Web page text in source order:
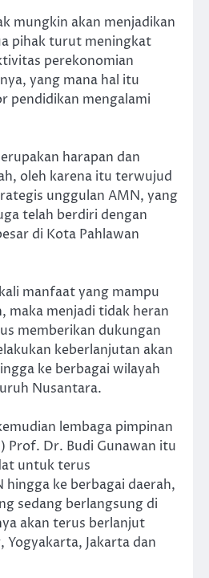
mungkin akan menjadikan
pihak turut meningkat
perekonomian
yang mana hal itu
pendidikan mengalami
harapan dan
oleh karena itu terwujud
unggulan AMN, yang
telah berdiri dengan
di Kota Pahlawan
manfaat yang mampu
maka menjadi tidak heran
memberikan dukungan
keberlanjutan akan
ke berbagai wilayah
Nusantara.
lembaga pimpinan
Prof. Dr. Budi Gunawan itu
untuk terus
hingga ke berbagai daerah,
sedang berlangsung di
akan terus berlanjut
Yogyakarta, Jakarta dan